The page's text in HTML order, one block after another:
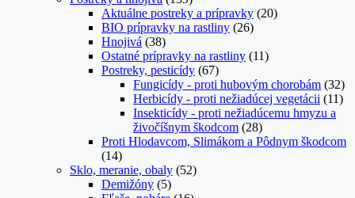
Aktuálne postreky a prípravky (20)
BIO prípravky na rastliny (26)
Hnojivá (38)
Ostatné prípravky na rastliny (11)
Postreky, pesticídy (67)
Fungicídy - proti hubovým chorobám (32)
Herbicídy - proti nežiadúcej vegetácii (11)
Insekticídy - proti nežiadúcemu hmyzu a
živočíšnym škodcom (28)
Proti Hlodavcom, Slimákom a Pôdnym škodcom
(14)
Sklo, meranie, obaly (52)
Demižóny (5)